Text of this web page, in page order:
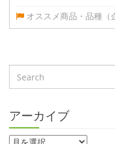
オススメ商品・品種（
アーカイブ